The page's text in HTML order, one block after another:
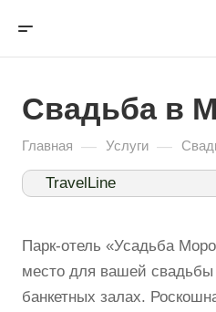
Свадьба в
Главная — Услуги —
TravelLine
Парк-отель «Усадьба
место для вашей
банкетных залах.